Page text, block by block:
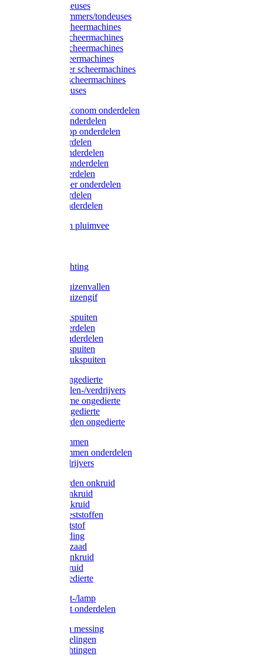
Moser tondeuses
Overige trimmers/tondeuses
Heiniger scheermachines
Hauptner scheermachines
Aesculap scheermachines
Liscop scheermachines
FarmClipper scheermachines
Constanta scheermachines
Wahl tondeuses
Aesculap/Econom onderdelen
Hauptner onderdelen
Lister/Liscop onderdelen
Eider onderdelen
Heiniger onderdelen
Constanta onderdelen
Moser onderdelen
Farm Clipper onderdelen
Oster onderdelen
TailWell onderdelen
Voerbakken pluimvee
LED verlichting
Ratten / Muizenvallen
Ratten / Muizengif
Gloria drukspuiten
Gloria onderdelen
Gardena onderdelen
Dario drukspuiten
Gardena drukspuiten
Diversen ongedierte
Insectenvallen-/verdrijvers
Protect Home ongedierte
Solabiol ongedierte
Protect Garden ongedierte
Mollenklemmen
Mollenklemmen onderdelen
Mollenverdrijvers
Protect Garden onkruid
Diversen onkruid
Solabiol onkruid
Solabiol meststoffen
Pokon meststof
Pokon voeding
Pokon graszaad
Roundup onkruid
Pokon onkruid
Pokon ongedierte
Vliegenkast-/lamp
Vliegenkast onderdelen
Zuigkorven messing
Geka koppelingen
Geka afdichtingen